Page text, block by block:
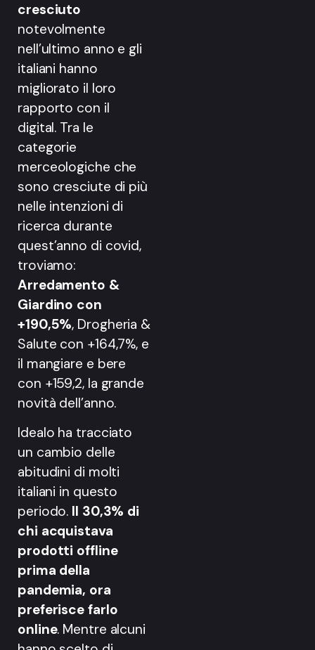
cresciuto
notevolmente
nell’ultimo anno e gli
italiani hanno
migliorato il loro
rapporto con il
digital. Tra le
categorie
merceologiche che
sono cresciute di più
nelle intenzioni di
ricerca durante
quest’anno di covid,
troviamo:
Arredamento &
Giardino con
+190,5%, Drogheria &
Salute con +164,7%, e
il mangiare e bere
con +159,2, la grande
novità dell’anno.
Idealo ha tracciato
un cambio delle
abitudini di molti
italiani in questo
periodo. Il 30,3% di
chi acquistava
prodotti offline
prima della
pandemia, ora
preferisce farlo
online. Mentre alcuni